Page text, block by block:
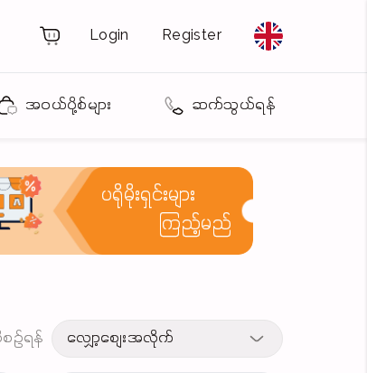
Login Register
အဝယ်ပို့စ်များ ဆက်သွယ်ရန်
ပရိုမိုးရှင်းများ
ကြည့်မည်
စဉ်ရန် လျှော့စျေးအလိုက်